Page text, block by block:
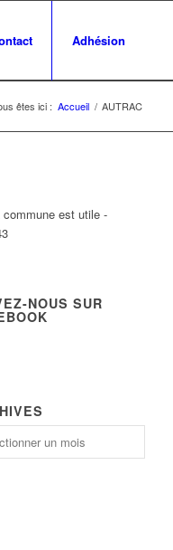
Adhésion
êtes ici : Accueil / AUTRAC
NOUS SUR